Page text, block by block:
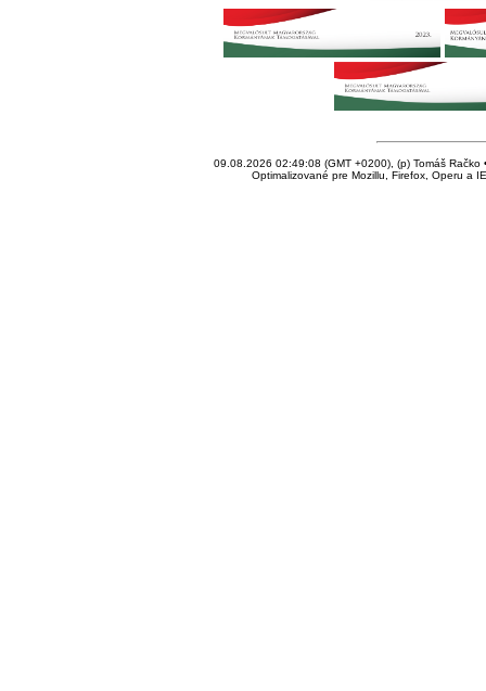
09.08.2026 02:49:08 (GMT +0200), (p) Tomáš Račko
Optimalizované pre Mozillu, Firefox, Operu a